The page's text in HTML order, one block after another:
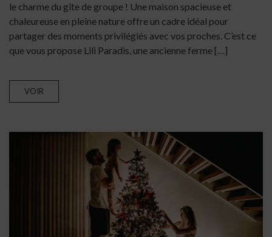
le charme du gîte de groupe ! Une maison spacieuse et
chaleureuse en pleine nature offre un cadre idéal pour
partager des moments privilégiés avec vos proches. C’est ce
que vous propose Lili Paradis, une ancienne ferme […]
VOIR